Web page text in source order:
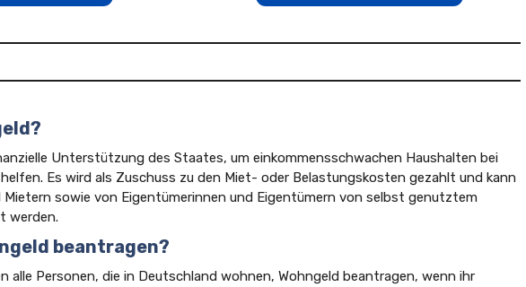
Unterstützung des Staates, um einkommensschwachen Haushalten bei
Es wird als Zuschuss zu den Miet- oder Belastungskosten gezahlt und kann
Mietern sowie von Eigentümerinnen und Eigentümern von selbst genutztem
werden.
beantragen?
alle Personen, die in Deutschland wohnen, Wohngeld beantragen, wenn ihr